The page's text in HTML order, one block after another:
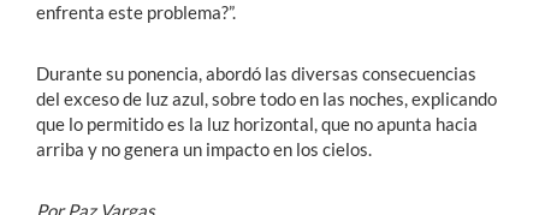
enfrenta este problema?”.
Durante su ponencia, abordó las diversas consecuencias
del exceso de luz azul, sobre todo en las noches, explicando
que lo permitido es la luz horizontal, que no apunta hacia
arriba y no genera un impacto en los cielos.
Por Paz Vargas